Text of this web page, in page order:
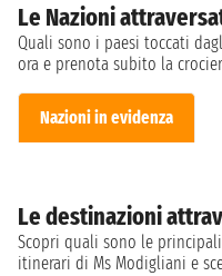
Le Nazioni
Quali sono i paesi toccati
ora e prenota subito la
Nazioni in evidenza
Le destinazioni
Scopri quali sono le
itinerari di Ms Modigliani e